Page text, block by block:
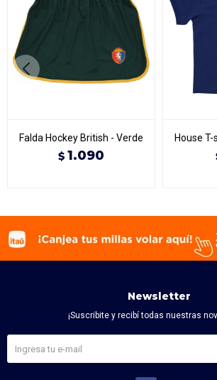
Falda Hockey British - Verde
$ 1.090
House
Newsletter
¡Suscribite y recibí todas nuestras